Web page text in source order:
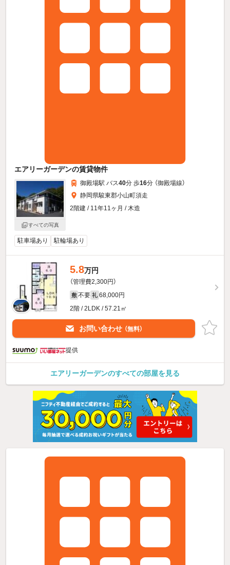
エアリーガーデンの賃貸物件
すべての写真
御殿場駅 バス40分 歩16分 （御殿場線）
静岡県駿東郡小山町須走
2階建 / 11年11ヶ月 / 木造
駐車場あり 駐輪場あり
5.8万円
（管理費2,300円）
敷 不要 礼 68,000円
2階 / 2LDK / 57.21㎡
お問い合わせ （無料）
提供
エアリーガーデンのすべての部屋を見る